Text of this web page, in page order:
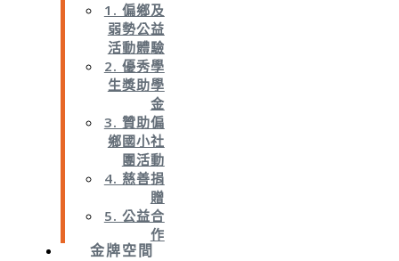
1. 偏鄉及
弱勢公益
活動體驗
2. 優秀學
生獎助學
金
3. 贊助偏
鄉國小社
團活動
4. 慈善捐
贈
5. 公益合
作
金牌空間